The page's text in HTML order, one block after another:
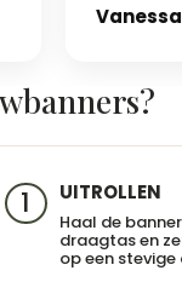
1 UITROLLEN
Haal de
draagtas en
op een